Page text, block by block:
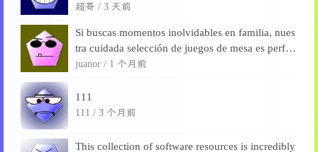
除了。
超哥 /3 天前
Si buscas momentos inolvidables en familia, nues
tra cuidada selección de juegos de mesa es perfec
ta para desconectarse de las pantallas, fortalecer l
juanor / 1 个月前
111
111 /3 个月前
This collection of software resources is incredibly